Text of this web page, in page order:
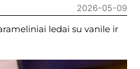
2026-05-09
ledai su vanile ir